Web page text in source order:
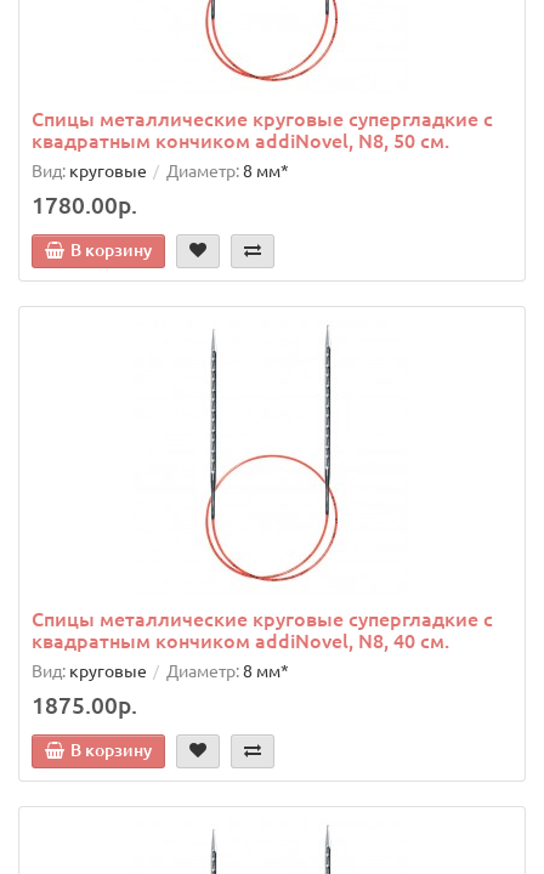
Спицы металлические круговые супергладкие c
квадратным кончиком addiNovel, N8, 50 см.
Вид: круговые Диаметр:8 мм*
1780.00р.
В корзину
Спицы металлические круговые супергладкие c
квадратным кончиком addiNovel, N8, 40 см.
Вид: круговые Диаметр:8 мм*
1875.00р.
В корзину